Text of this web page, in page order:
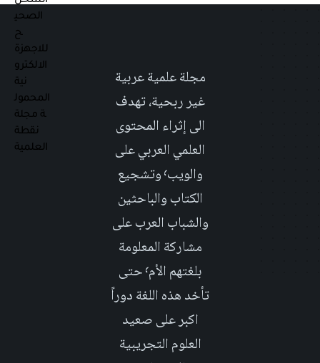
مجلة علمية عربية
غير ربحية، تهدف
الى إثراء المحتوى
العلمي العربي على
والويب٬ وتشجيع
الكتاب والباحثين
والشباب العرب على
مشاركة المعلومة
بلغتهم الأم٬ حتى
تأخد هذه اللغة دوراً
اكبر على صعيد
العلوم التجريبية